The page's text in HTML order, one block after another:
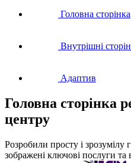
Головна сторінка
Внутрішні
Адаптив
Головна сторінка
центру
Розробили просту і зрозумілу
зображені ключові послуги та